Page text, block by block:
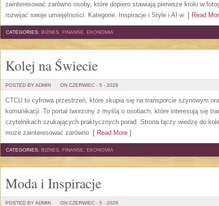
zainteresować zarówno osoby, które dopiero stawiają pierwsze kroki w
rozwijać swoje umiejętności. Kategorie: Inspiracje i Style i AI w[ Read
CATEGORIES: BIZNES, FINANSE, EKONOMIA
Kolej na Świecie
POSTED BY ADMIN ON CZERWIEC - 5 - 2026
CTCU to cyfrowa przestrzeń, które skupia się na transporcie szynowym
komunikacji. To portal tworzony z myślą o osobach, które interesują się
czytelnikach szukających praktycznych porad. Strona łączy wiedzę do
może zainteresować zarówno [ Read More ]
CATEGORIES: BIZNES, FINANSE, EKONOMIA
Moda i Inspiracje
POSTED BY ADMIN ON CZERWIEC - 5 - 2026